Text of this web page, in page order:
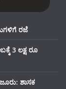
ರಜೆ
3 ಲಕ್ಷ ರೂ
ಶಾಸಕ